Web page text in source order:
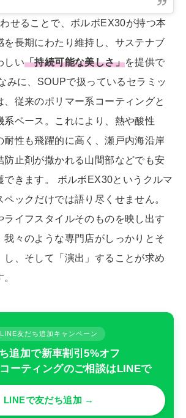
せることで、ボルボEX30が持つ本
を長期にわたり維持し、サステナブ
しい「持続可能な美しさ」を提供で
みに、SOUPで扱っているセラミッ
、従来のポリマー系コーティングと
系ベース。これにより、熱や酸性
耐性も飛躍的に高く、瀬戸内海沿岸
防止剤が撒かれる山間部などでも安
できます。 ボルボEX30というクルマ
ックだけでは語り尽くせません。
ライフスタイルそのものを映し出す
我々のような専門店がしっかりとそ
し、そして「演出」することが求め
LINE友だち追加キャンペーン
追加で新車割引5%オフ
ーティングのご相談はLINEで
LINEで友だち追加 →